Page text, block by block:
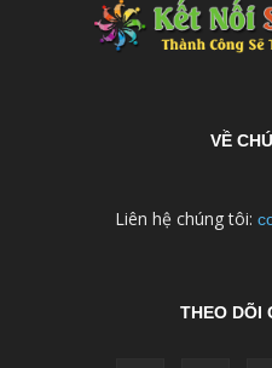
VỀ
Liên hệ chúng tôi:
THEO DÕI